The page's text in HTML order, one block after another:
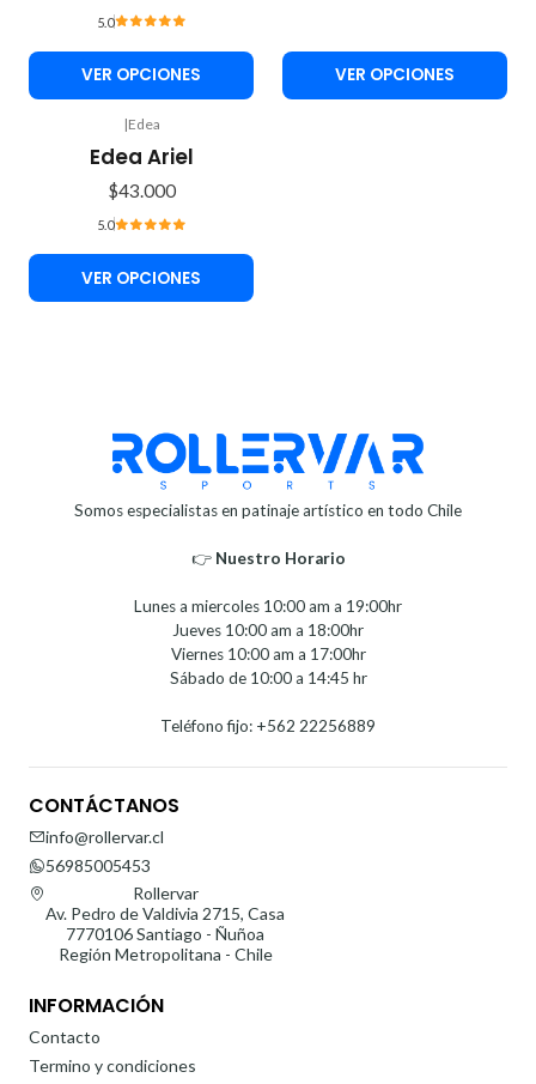
5.0
VER OPCIONES VER OPCIONES
|Edea
Edea Ariel
$43.000
5.0
VER OPCIONES
Somos especialistas en patinaje artístico en todo Chile
👉 Nuestro Horario⁣⁣
Lunes a miercoles 10:00 am a 19:00hr
Jueves 10:00 am a 18:00hr
Viernes 10:00 am a 17:00hr
Sábado de 10:00 a 14:45 hr
Teléfono fijo: +562 22256889
CONTÁCTANOS
info@rollervar.cl
56985005453
Rollervar
Av. Pedro de Valdivia 2715, Casa
7770106 Santiago - Ñuñoa
Región Metropolitana - Chile
INFORMACIÓN
Contacto
Termino y condiciones